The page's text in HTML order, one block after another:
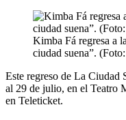
Kimba Fá regresa a
ciudad suena”.
Este regreso de La Ciudad
al 29 de julio, en el Teatro
en Teleticket.